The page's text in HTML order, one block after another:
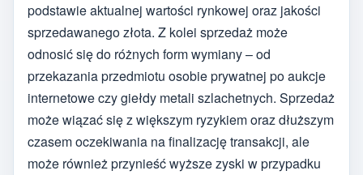
podstawie aktualnej wartości rynkowej oraz jakości
sprzedawanego złota. Z kolei sprzedaż może
odnosić się do różnych form wymiany – od
przekazania przedmiotu osobie prywatnej po aukcje
internetowe czy giełdy metali szlachetnych. Sprzedaż
może wiązać się z większym ryzykiem oraz dłuższym
czasem oczekiwania na finalizację transakcji, ale
może również przynieść wyższe zyski w przypadku